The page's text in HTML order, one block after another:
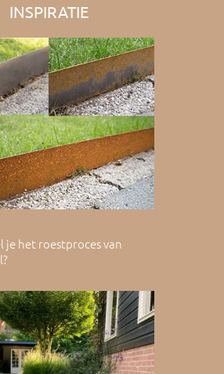
INSPIRATIE
je het roestproces van